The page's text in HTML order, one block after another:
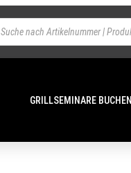
GRILLSEMINARE BUCHEN